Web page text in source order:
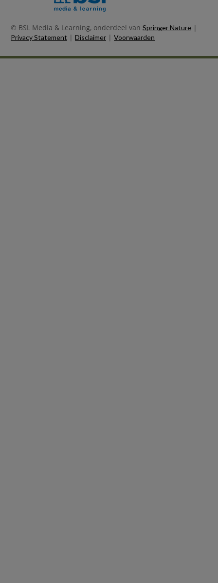
© BSL Media & Learning, onderdeel van Springer Nature |
Privacy Statement | Disclaimer | Voorwaarden